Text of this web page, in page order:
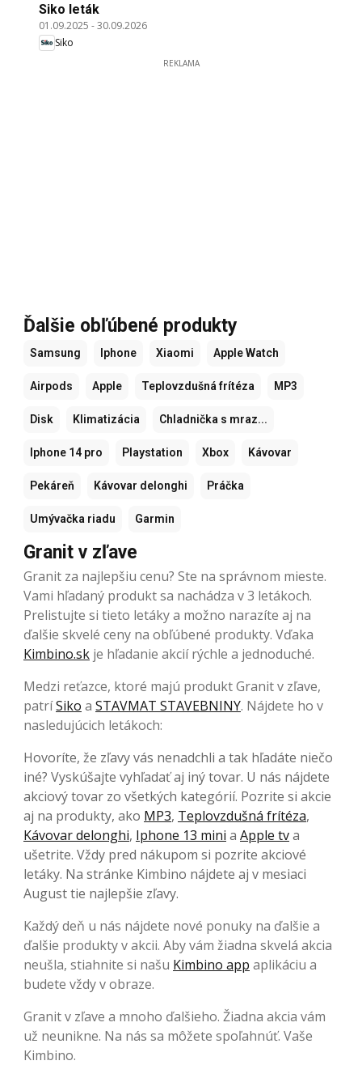
Siko leták
01.09.2025 -30.09.2026
Siko
REKLAMA
Ďalšie obľúbené produkty
Samsung Iphone Xiaomi Apple Watch
Airpods Apple Teplovzdušná frítéza MP3
Disk Klimatizácia Chladnička s mraz...
Iphone 14 pro Playstation Xbox Kávovar
Pekáreň Kávovar delonghi Práčka
Umývačka riadu Garmin
Granit v zľave
Granit za najlepšiu cenu? Ste na správnom mieste.
Vami hľadaný produkt sa nachádza v 3 letákoch.
Prelistujte si tieto letáky a možno narazíte aj na
ďalšie skvelé ceny na obľúbené produkty. Vďaka
Kimbino.sk je hľadanie akcií rýchle a jednoduché.
Medzi reťazce, ktoré majú produkt Granit v zľave,
patríSiko a STAVMAT STAVEBNINY. Nájdete ho v
nasledujúcich letákoch:
Hovoríte, že zľavy vás nenadchli a tak hľadáte niečo
iné? Vyskúšajte vyhľadať aj iný tovar. U nás nájdete
akciový tovar zo všetkých kategórií. Pozrite si akcie
aj na produkty, ako MP3, Teplovzdušná frítéza,
Kávovar delonghi, Iphone 13 mini a Apple tva
ušetrite. Vždy pred nákupom si pozrite akciové
letáky. Na stránke Kimbino nájdete aj v mesiaci
August tie najlepšie zľavy.
Každý deň u nás nájdete nové ponuky na ďalšie a
ďalšie produkty v akcii. Aby vám žiadna skvelá akcia
neušla, stiahnite si našu Kimbino app aplikáciu a
budete vždy v obraze.
Granit v zľave a mnoho ďalšieho. Žiadna akcia vám
už neunikne. Na nás sa môžete spoľahnúť. Vaše
Kimbino.